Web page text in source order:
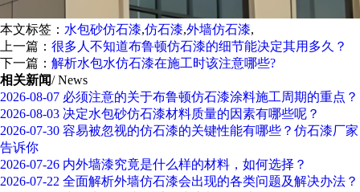
本文标签： 水包砂仿石漆,仿石漆,外墙仿石漆,
上一篇： 很多人不知道布鲁顿仿石漆的细节能决定其用多久？
下一篇： 解析水包水仿石漆在施工时该注意哪些?
相关新闻/ News
2026-08-07 必须注意的关于布鲁顿仿石漆涂料施工周期的重点？
2026-08-03 决定水包砂仿石漆材料质量的因素有哪些呢？
2026-07-30 容易被忽视的仿石漆的关键性能有哪些？仿石漆厂家
告诉你
2026-07-26 内外墙漆究竟是什么样的材料，如何选择？
2026-07-22 全面解析外墙仿石漆会出现的各类问题及解决办法？